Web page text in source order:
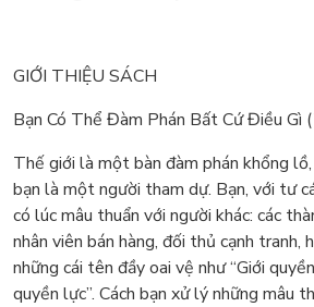
GIỚI THIỆU SÁCH
Bạn Có Thể Đàm Phán Bất Cứ Điều Gì
Thế giới là một bàn đàm phán khổng
bạn là một người tham dự. Bạn, với tư
có lúc mâu thuẩn với người khác: các
nhân viên bán hàng, đối thủ cạnh tranh,
những cái tên đầy oai vệ như “Giới
quyền lực”. Cách bạn xử lý những mâu